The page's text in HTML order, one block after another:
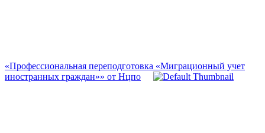
«Профессиональная переподготовка «Миграционный учет
иностранных граждан»» от Нцпо